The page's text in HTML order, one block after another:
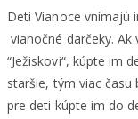
Deti Vianoce vnímajú
vianočné darčeky.
“Ježiskovi“, kúpte im
staršie, tým viac času
pre deti kúpte im do